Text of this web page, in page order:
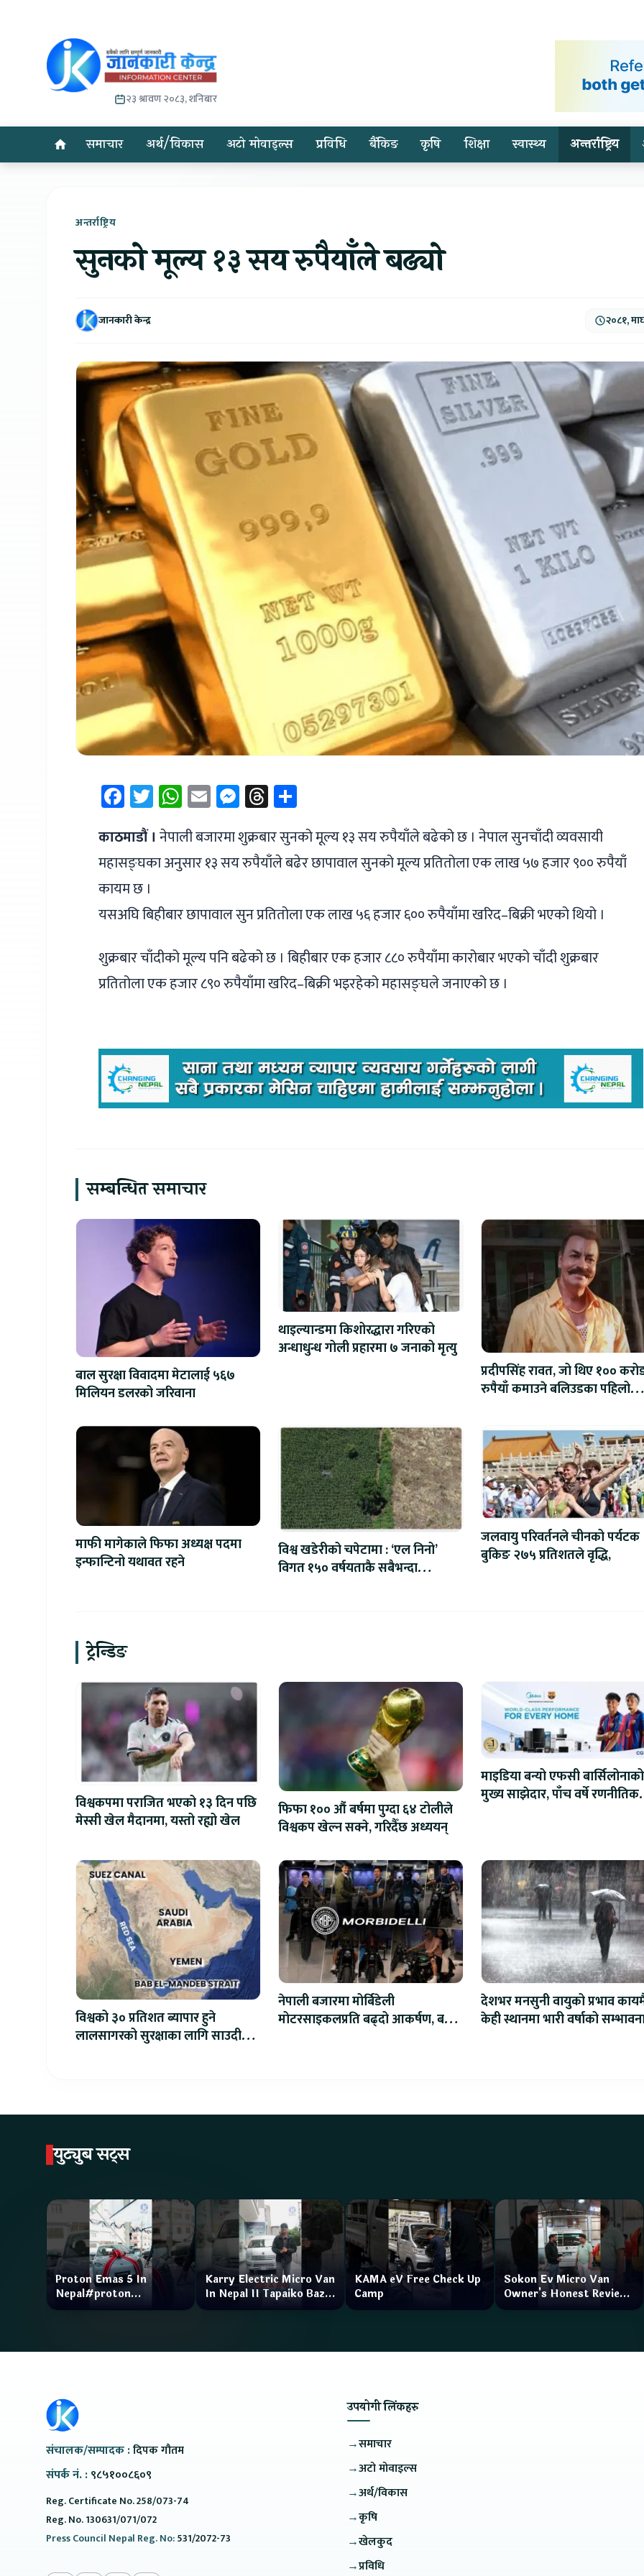
२३ श्रावण २०८३, शनिबार
समाचार अर्थ/विकास अटो मोवाइल्स प्रविधि बैंकिङ कृषि शिक्षा स्वास्थ्य अन्तर्राष्ट्रिय
अन्तर्राष्ट्रिय
सुनको मूल्य १३ सय रुपैयाँले बढ्यो
जानकारी केन्द्र २०८१,
Facebook
Twitter
WhatsApp
EmailMessenger
Threads
काठमाडौं । नेपाली बजारमा शुक्रबार सुनको मूल्य १३ सय रुपैयाँले बढेको छ । नेपाल सुनचाँदी व्यवसायी
महासङ्घका अनुसार १३ सय रुपैयाँले बढेर छापावाल सुनको मूल्य प्रतितोला एक लाख ५७ हजार ९०० रुपैयाँ
कायम छ ।
यसअघि बिहीबार छापावाल सुन प्रतितोला एक लाख ५६ हजार ६०० रुपैयाँमा खरिद–बिक्री भएको थियो ।
शुक्रबार चाँदीको मूल्य पनि बढेको छ । बिहीबार एक हजार ८८० रुपैयाँमा कारोबार भएको चाँदी शुक्रबार
प्रतितोला एक हजार ८९० रुपैयाँमा खरिद–बिक्री भइरहेको महासङ्घले जनाएको छ ।
सम्बन्धित समाचार
बाल सुरक्षा विवादमा मेटालाई ५६७
मिलियन डलरको जरिवाना
थाइल्यान्डमा किशोरद्धारा गरिएको
अन्धाधुन्ध गोली प्रहारमा ७ जनाको मृत्यु
प्रदीपसिंह रावत, जो थिए १००
रुपैयाँ कमाउने बलिउडका पहिलो
माफी मागेकाले फिफा अध्यक्ष पदमा
इन्फान्टिनो यथावत रहने
विश्व खडेरीको चपेटामा : ‘एल निनो’
विगत १५० वर्षयताकै सबैभन्दा
जलवायु परिवर्तनले चीनको पर्यटक
बुकिङ २७५ प्रतिशतले वृद्धि,
ट्रेन्डिङ
विश्वकपमा पराजित भएको १३ दिन पछि
मेस्सी खेल मैदानमा, यस्तो रह्यो खेल
फिफा १०० औं बर्षमा पुग्दा ६४ टोलीले
विश्वकप खेल्न सक्ने, गरिदैँछ अध्ययन्
माइडिया बन्यो एफसी बार्सिलोनाको
मुख्य साझेदार, पाँच वर्षे रणनीतिक
विश्वको ३० प्रतिशत ब्यापार हुने
लालसागरको सुरक्षाका लागि साउदीले
नेपाली बजारमा मोर्बिडेली
मोटरसाइकलप्रति बढ्दो आकर्षण, बल्क
देशभर मनसुनी वायुको प्रभाव
केही स्थानमा भारी वर्षाको
युट्युब सट्स
Proton Emas 5 In
Nepal#proton
#protonemas5#protonnepal#evcarnepal
Karry Electric Micro Van
In Nepal II Tapaiko Bazar
II Jankari Kendra
KAMA eV Free Check Up
Camp
Sokon Ev Micro Van
Owner's Honest Review
How is the service?
संचालक/सम्पादक :दिपक गौतम
संपर्क नं. :९८५१००८६०९
Reg. Certificate No. 258/073-74
Reg. No. 130631/071/072
Press Council Nepal Reg. No:531/2072-73
उपयोगी लिंकहरु
→समाचार
→अटो मोवाइल्स
→अर्थ/विकास
→कृषि
→खेलकुद
→प्रविधि